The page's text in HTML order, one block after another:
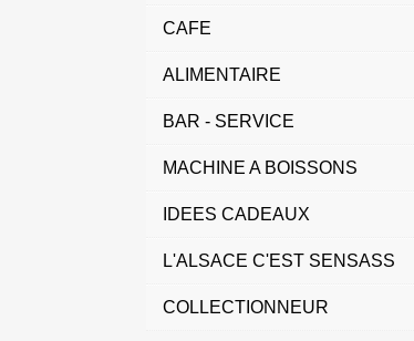
CAFE
ALIMENTAIRE
BAR - SERVICE
MACHINE A BOISSONS
IDEES CADEAUX
L'ALSACE C'EST SENSASS
COLLECTIONNEUR